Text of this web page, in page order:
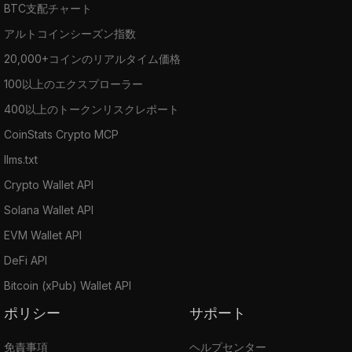
BTC支配チャート
アルトコインシーズン指数
20,000+コインのリアルタイム価格
100以上のエクスプローラー
400以上のトークンリスクレポート
CoinStats Crypto MCP
llms.txt
Crypto Wallet API
Solana Wallet API
EVM Wallet API
DeFi API
Bitcoin (xPub) Wallet API
ポリシー
免責事項
サポート
ヘルプセンター